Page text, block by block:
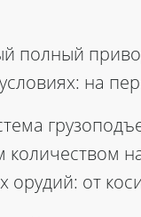
полный
на
от